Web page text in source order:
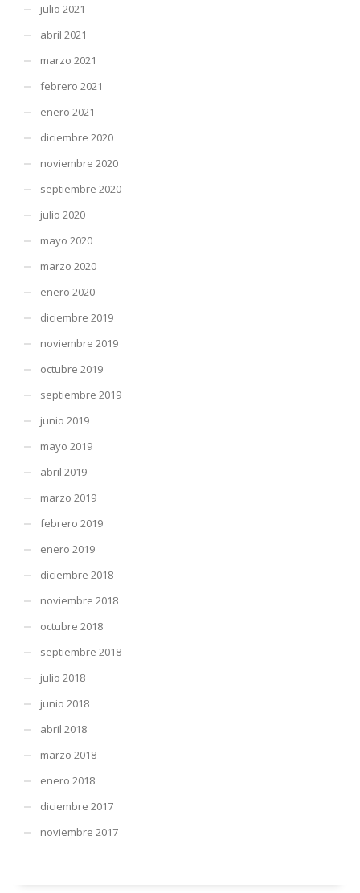
julio 2021
abril 2021
marzo 2021
febrero 2021
enero 2021
diciembre 2020
noviembre 2020
septiembre 2020
julio 2020
mayo 2020
marzo 2020
enero 2020
diciembre 2019
noviembre 2019
octubre 2019
septiembre 2019
junio 2019
mayo 2019
abril 2019
marzo 2019
febrero 2019
enero 2019
diciembre 2018
noviembre 2018
octubre 2018
septiembre 2018
julio 2018
junio 2018
abril 2018
marzo 2018
enero 2018
diciembre 2017
noviembre 2017